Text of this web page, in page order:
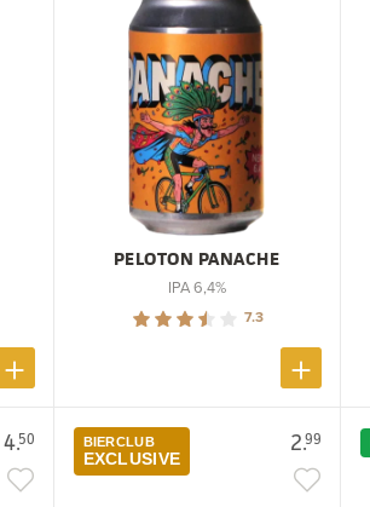
PELOTON PANACHE
IPA 6,4%
7.3
4.50 2.99
BIERCLUB
EXCLUSIVE